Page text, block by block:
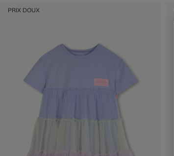
PRIX DOUX